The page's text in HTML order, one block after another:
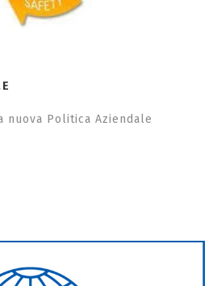
nuova Politica Aziendale